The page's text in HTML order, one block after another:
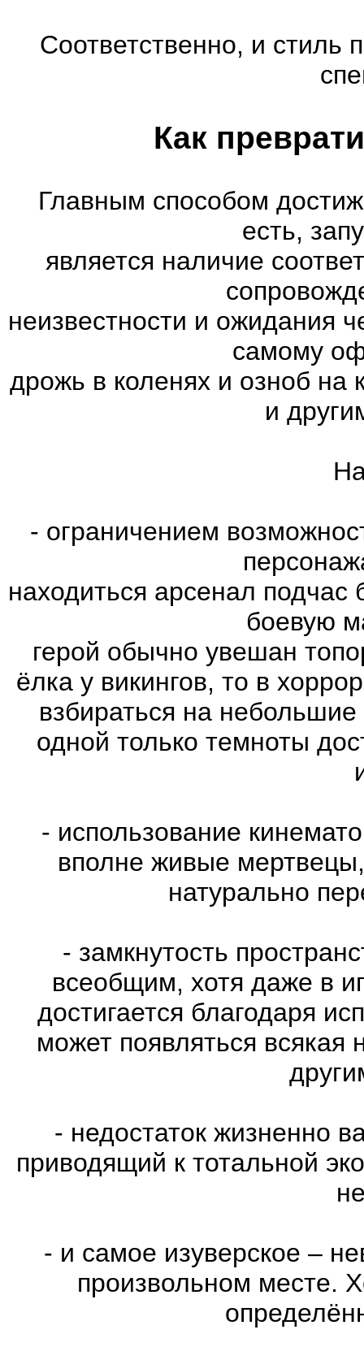
Соответственно, и стиль
Как
Главным способом
есть,
является наличие
неизвестности и ожидания
самому
дрожь в коленях и озноб на
и
- ограничением
находиться арсенал
боевую
герой обычно увешан
ёлка у викингов, то в
взбираться на
одной только темноты
- использование
вполне живые
натурально
- замкнутость
всеобщим, хотя даже в
достигается благодаря
может появляться всякая
- недостаток жизненно
приводящий к тотальной
- и самое изуверское –
произвольном месте.